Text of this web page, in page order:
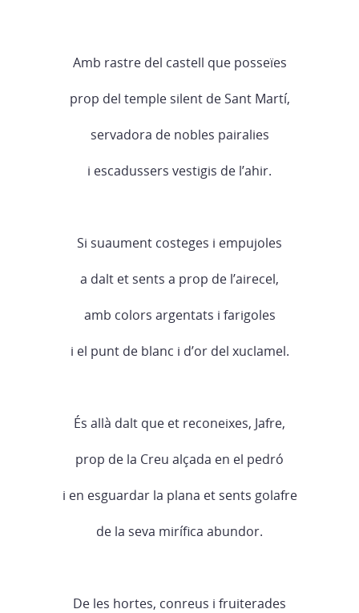
Amb rastre del castell que posseïes
prop del temple silent de Sant Martí,
servadora de nobles pairalies
i escadussers vestigis de l’ahir.
Si suaument costeges i empujoles
a dalt et sents a prop de l’airecel,
amb colors argentats i farigoles
i el punt de blanc i d’or del xuclamel.
És allà dalt que et reconeixes, Jafre,
prop de la Creu alçada en el pedró
i en esguardar la plana et sents golafre
de la seva mirífica abundor.
De les hortes, conreus i fruiterades